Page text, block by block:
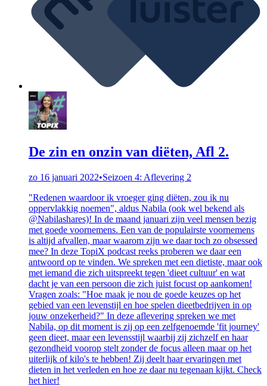
De zin en onzin van diëten, Afl 2.
zo 16 januari 2022•Seizoen 4: Aflevering 2
"Redenen waardoor ik vroeger ging diëten, zou ik nu
oppervlakkig noemen", aldus Nabila (ook wel bekend als
@Nabilashares)! In de maand januari zijn veel mensen bezig
met goede voornemens. Een van de populairste voornemens
is altijd afvallen, maar waarom zijn we daar toch zo obsessed
mee? In deze TopiX podcast reeks proberen we daar een
antwoord op te vinden. We spreken met een dietiste, maar ook
met iemand die zich uitspreekt tegen 'dieet cultuur' en wat
dacht je van een persoon die zich juist focust op aankomen!
Vragen zoals: "Hoe maak je nou de goede keuzes op het
gebied van een levenstijl en hoe spelen dieetbedrijven in op
jouw onzekerheid?" In deze aflevering spreken we met
Nabila, op dit moment is zij op een zelfgenoemde 'fit journey'
geen dieet, maar een levensstijl waarbij zij zichzelf en haar
gezondheid voorop stelt zonder de focus alleen maar op het
uiterlijk of kilo's te hebben! Zij deelt haar ervaringen met
dieten in het verleden en hoe ze daar nu tegenaan kijkt. Check
het hier!